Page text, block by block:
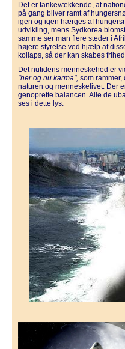
Det er tankevækkende, at
på gang bliver ramt af
igen og igen hærges af
udvikling, mens Sydkorea
samme ser man flere steder i
højere styrelse ved hjælp af
kollaps, så der kan skabes
Det nutidens menneskehed er
"her og nu karma", som
naturen og menneskelivet. Der
genoprette balancen. Alle de
ses i dette lys.